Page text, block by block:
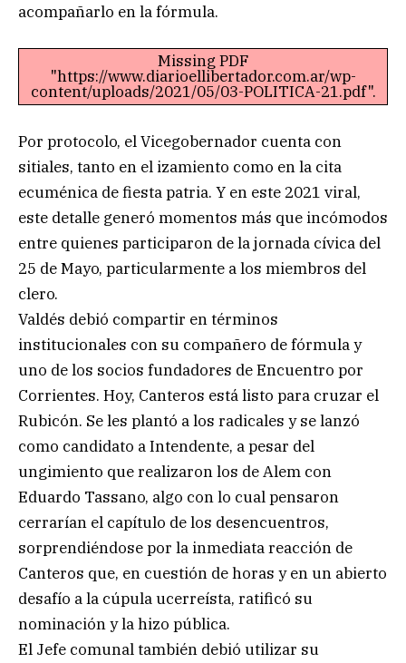
acompañarlo en la fórmula.
Missing PDF
"https://www.diarioellibertador.com.ar/wp-
content/uploads/2021/05/03-POLITICA-21.pdf".
Por protocolo, el Vicegobernador cuenta con
sitiales, tanto en el izamiento como en la cita
ecuménica de fiesta patria. Y en este 2021 viral,
este detalle generó momentos más que incómodos
entre quienes participaron de la jornada cívica del
25 de Mayo, particularmente a los miembros del
clero.
Valdés debió compartir en términos
institucionales con su compañero de fórmula y
uno de los socios fundadores de Encuentro por
Corrientes. Hoy, Canteros está listo para cruzar el
Rubicón. Se les plantó a los radicales y se lanzó
como candidato a Intendente, a pesar del
ungimiento que realizaron los de Alem con
Eduardo Tassano, algo con lo cual pensaron
cerrarían el capítulo de los desencuentros,
sorprendiéndose por la inmediata reacción de
Canteros que, en cuestión de horas y en un abierto
desafío a la cúpula ucerreísta, ratificó su
nominación y la hizo pública.
El Jefe comunal también debió utilizar su